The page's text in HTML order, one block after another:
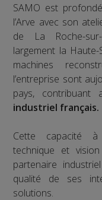
SAMO est
l’Arve avec son
de La Roche-
largement la
machines
l’entreprise sont
pays, contribuant
industriel français.
Cette capacité à
technique et
partenaire
qualité de ses
solutions.